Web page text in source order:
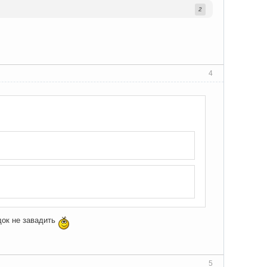
2
4
не завадить
5